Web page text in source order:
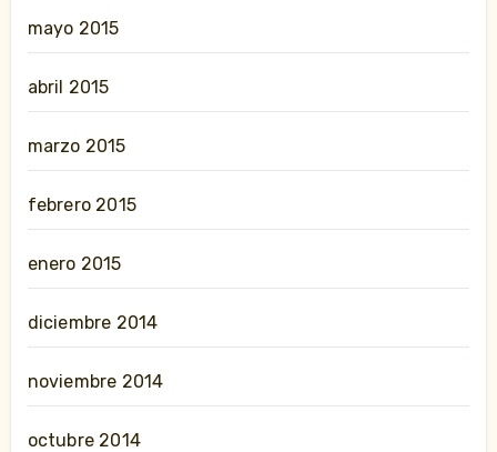
mayo 2015
abril 2015
marzo 2015
febrero 2015
enero 2015
diciembre 2014
noviembre 2014
octubre 2014